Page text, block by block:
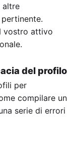
altre
vostro attivo
del profilo
per
compilare un
serie di errori